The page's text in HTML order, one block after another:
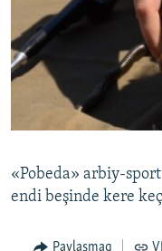
«Pobeda» arbiy-sport
endi beşinde kere
Paylaşmaq